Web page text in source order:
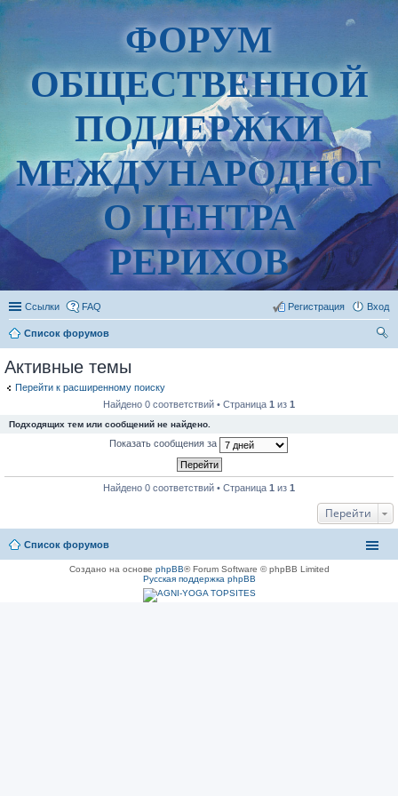
ФОРУМ
ОБЩЕСТВЕННОЙ
ПОДДЕРЖКИ
МЕЖДУНАРОДНОГ
О ЦЕНТРА
РЕРИХОВ
Ссылки FAQ Вход
Регистрация
Список форумов
Активные темы
Перейти к расширенному поиску
Найдено 0 соответствий • Страница 1 из 1
Подходящих тем или сообщений не найдено.
Показать сообщения за
Найдено 0 соответствий • Страница 1 из 1
Перейти
Список форумов
Создано на основе phpBB® Forum Software © phpBB Limited
Русская поддержка phpBB